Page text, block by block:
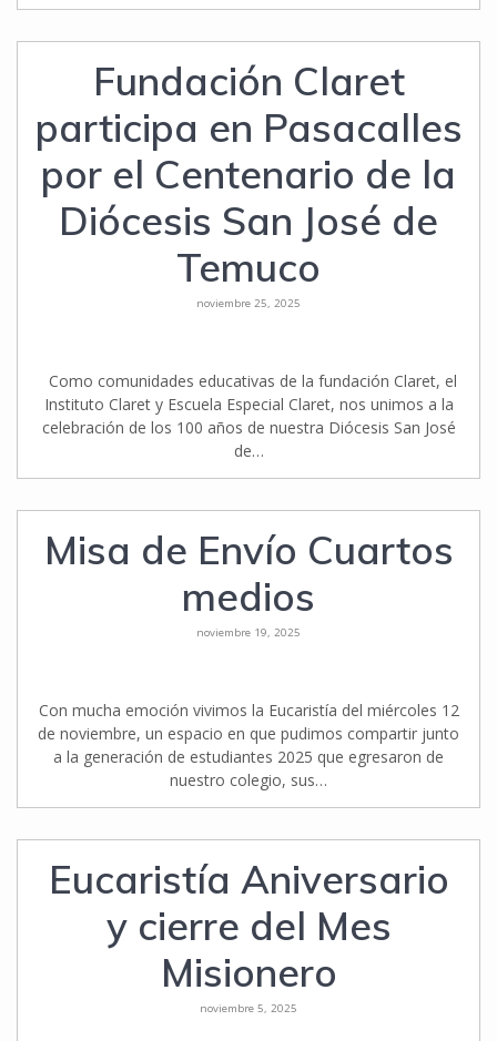
Fundación Claret
participa en Pasacalles
por el Centenario de la
Diócesis San José de
Temuco
noviembre 25, 2025
Como comunidades educativas de la fundación Claret, el
Instituto Claret y Escuela Especial Claret, nos unimos a la
celebración de los 100 años de nuestra Diócesis San José
de…
Misa de Envío Cuartos
medios
noviembre 19, 2025
Con mucha emoción vivimos la Eucaristía del miércoles 12
de noviembre, un espacio en que pudimos compartir junto
a la generación de estudiantes 2025 que egresaron de
nuestro colegio, sus…
Eucaristía Aniversario
y cierre del Mes
Misionero
noviembre 5, 2025